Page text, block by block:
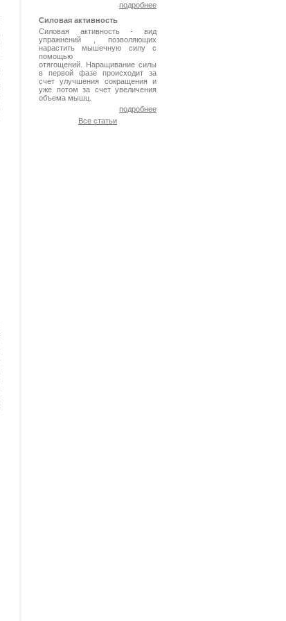
подробнее
Силовая активность
Силовая активность - вид
упражнений , позволяющих
нарастить мышечную силу с
помощью
отягощений. Наращивание силы
в первой фазе происходит за
счет улучшения сокращения и
уже потом за счет увеличения
объема мышц.
подробнее
Все статьи